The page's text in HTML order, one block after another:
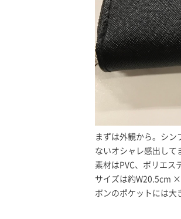
まずは外観から。シン
ないオシャレ感出して
素材はPVC、ポリエス
サイズは約W20.5cm
ボンのポケットには大